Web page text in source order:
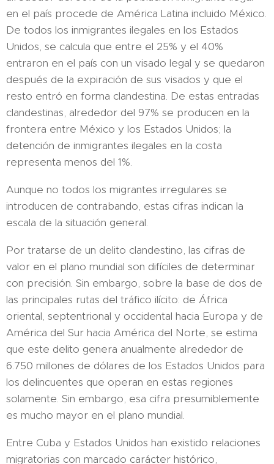
en el país procede de América Latina incluido México.
De todos los inmigrantes ilegales en los Estados
Unidos, se calcula que entre el 25% y el 40%
entraron en el país con un visado legal y se quedaron
después de la expiración de sus visados y que el
resto entró en forma clandestina. De estas entradas
clandestinas, alrededor del 97% se producen en la
frontera entre México y los Estados Unidos; la
detención de inmigrantes ilegales en la costa
representa menos del 1%.
Aunque no todos los migrantes irregulares se
introducen de contrabando, estas cifras indican la
escala de la situación general.
Por tratarse de un delito clandestino, las cifras de
valor en el plano mundial son difíciles de determinar
con precisión. Sin embargo, sobre la base de dos de
las principales rutas del tráfico ilícito: de África
oriental, septentrional y occidental hacia Europa y de
América del Sur hacia América del Norte, se estima
que este delito genera anualmente alrededor de
6.750 millones de dólares de los Estados Unidos para
los delincuentes que operan en estas regiones
solamente. Sin embargo, esa cifra presumiblemente
es mucho mayor en el plano mundial.
Entre Cuba y Estados Unidos han existido relaciones
migratorias con marcado carácter histórico,